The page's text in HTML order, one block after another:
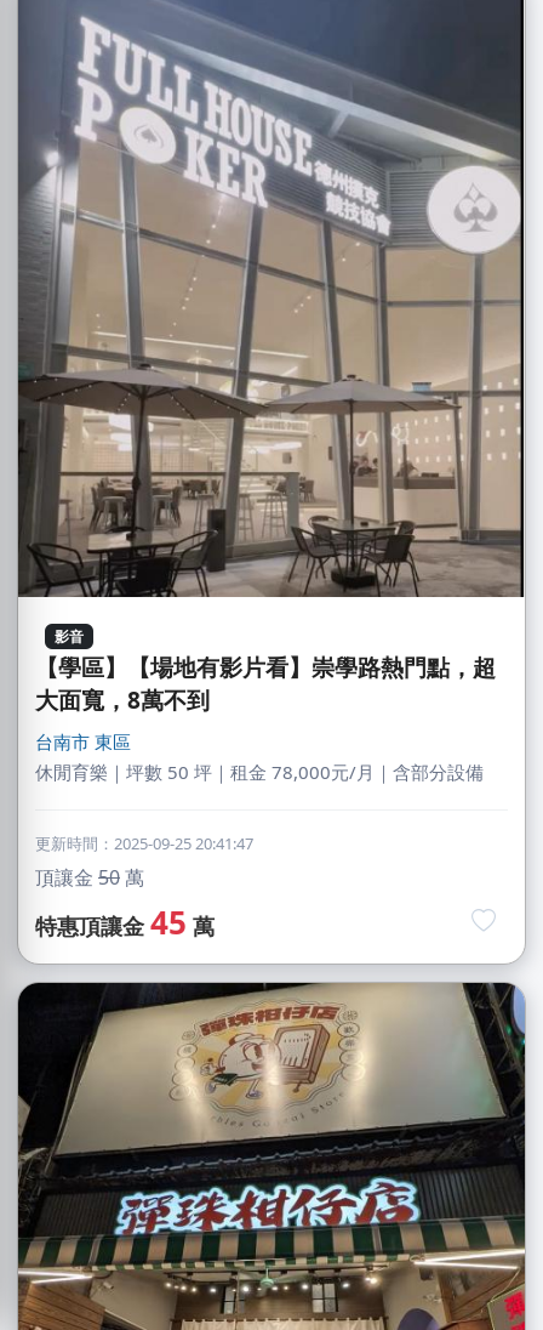
影音
【學區】【場地有影片看】崇學路熱門點，超
大面寬，8萬不到
台南市 東區
休閒育樂｜坪數 50 坪｜租金 78,000元/月｜含部分設備
更新時間：2025-09-25 20:41:47
頂讓金 50萬
特惠頂讓金 45 萬